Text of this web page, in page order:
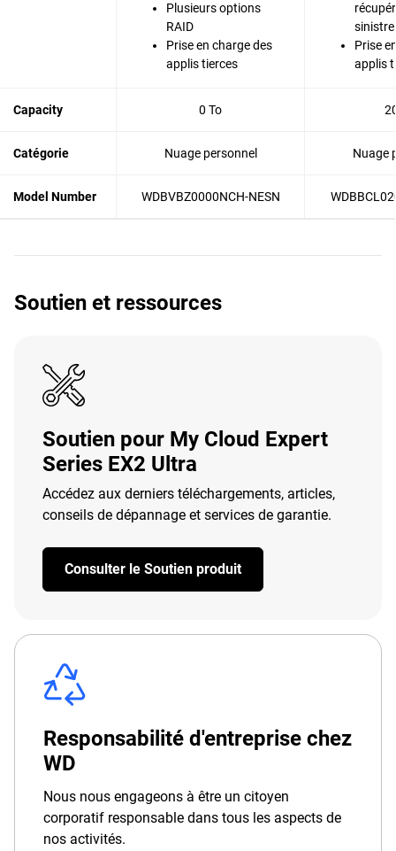
Plusieurs options
RAID
Prise en charge des
applis tierces
sinistre
Prise
applis
Capacity 0 To
Catégorie Nuage personnel Nuage
Model Number WDBVBZ0000NCH-NESN
Soutien et ressources
Soutien pour My Cloud Expert
Series EX2 Ultra
Accédez aux derniers téléchargements, articles,
conseils de dépannage et services de garantie.
Consulter le Soutien produit
Responsabilité d'entreprise chez
WD
Nous nous engageons à être un citoyen
corporatif responsable dans tous les aspects de
nos activités.